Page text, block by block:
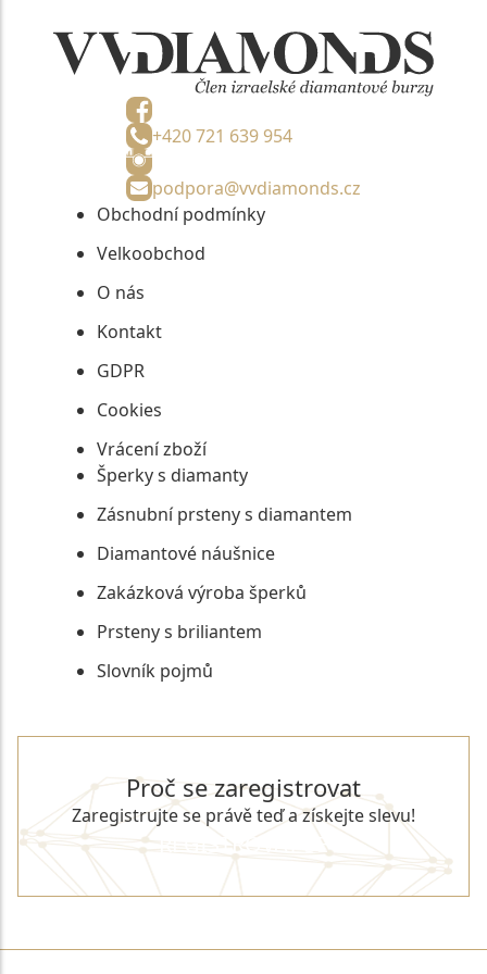
+420 721 639 954
podpora@vvdiamonds.cz
Obchodní podmínky
Velkoobchod
O nás
Kontakt
GDPR
Cookies
Vrácení zboží
Šperky s diamanty
Zásnubní prsteny s diamantem
Diamantové náušnice
Zakázková výroba šperků
Prsteny s briliantem
Slovník pojmů
Proč se zaregistrovat
Zaregistrujte se právě teď a získejte slevu!
REGISTROVAT SE